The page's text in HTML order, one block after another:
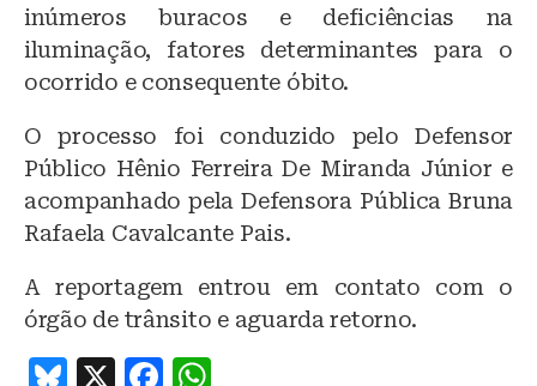
inúmeros buracos e deficiências na
iluminação, fatores determinantes para o
ocorrido e consequente óbito.
O processo foi conduzido pelo Defensor
Público Hênio Ferreira De Miranda Júnior e
acompanhado pela Defensora Pública Bruna
Rafaela Cavalcante Pais.
A reportagem entrou em contato com o
órgão de trânsito e aguarda retorno.
B X F